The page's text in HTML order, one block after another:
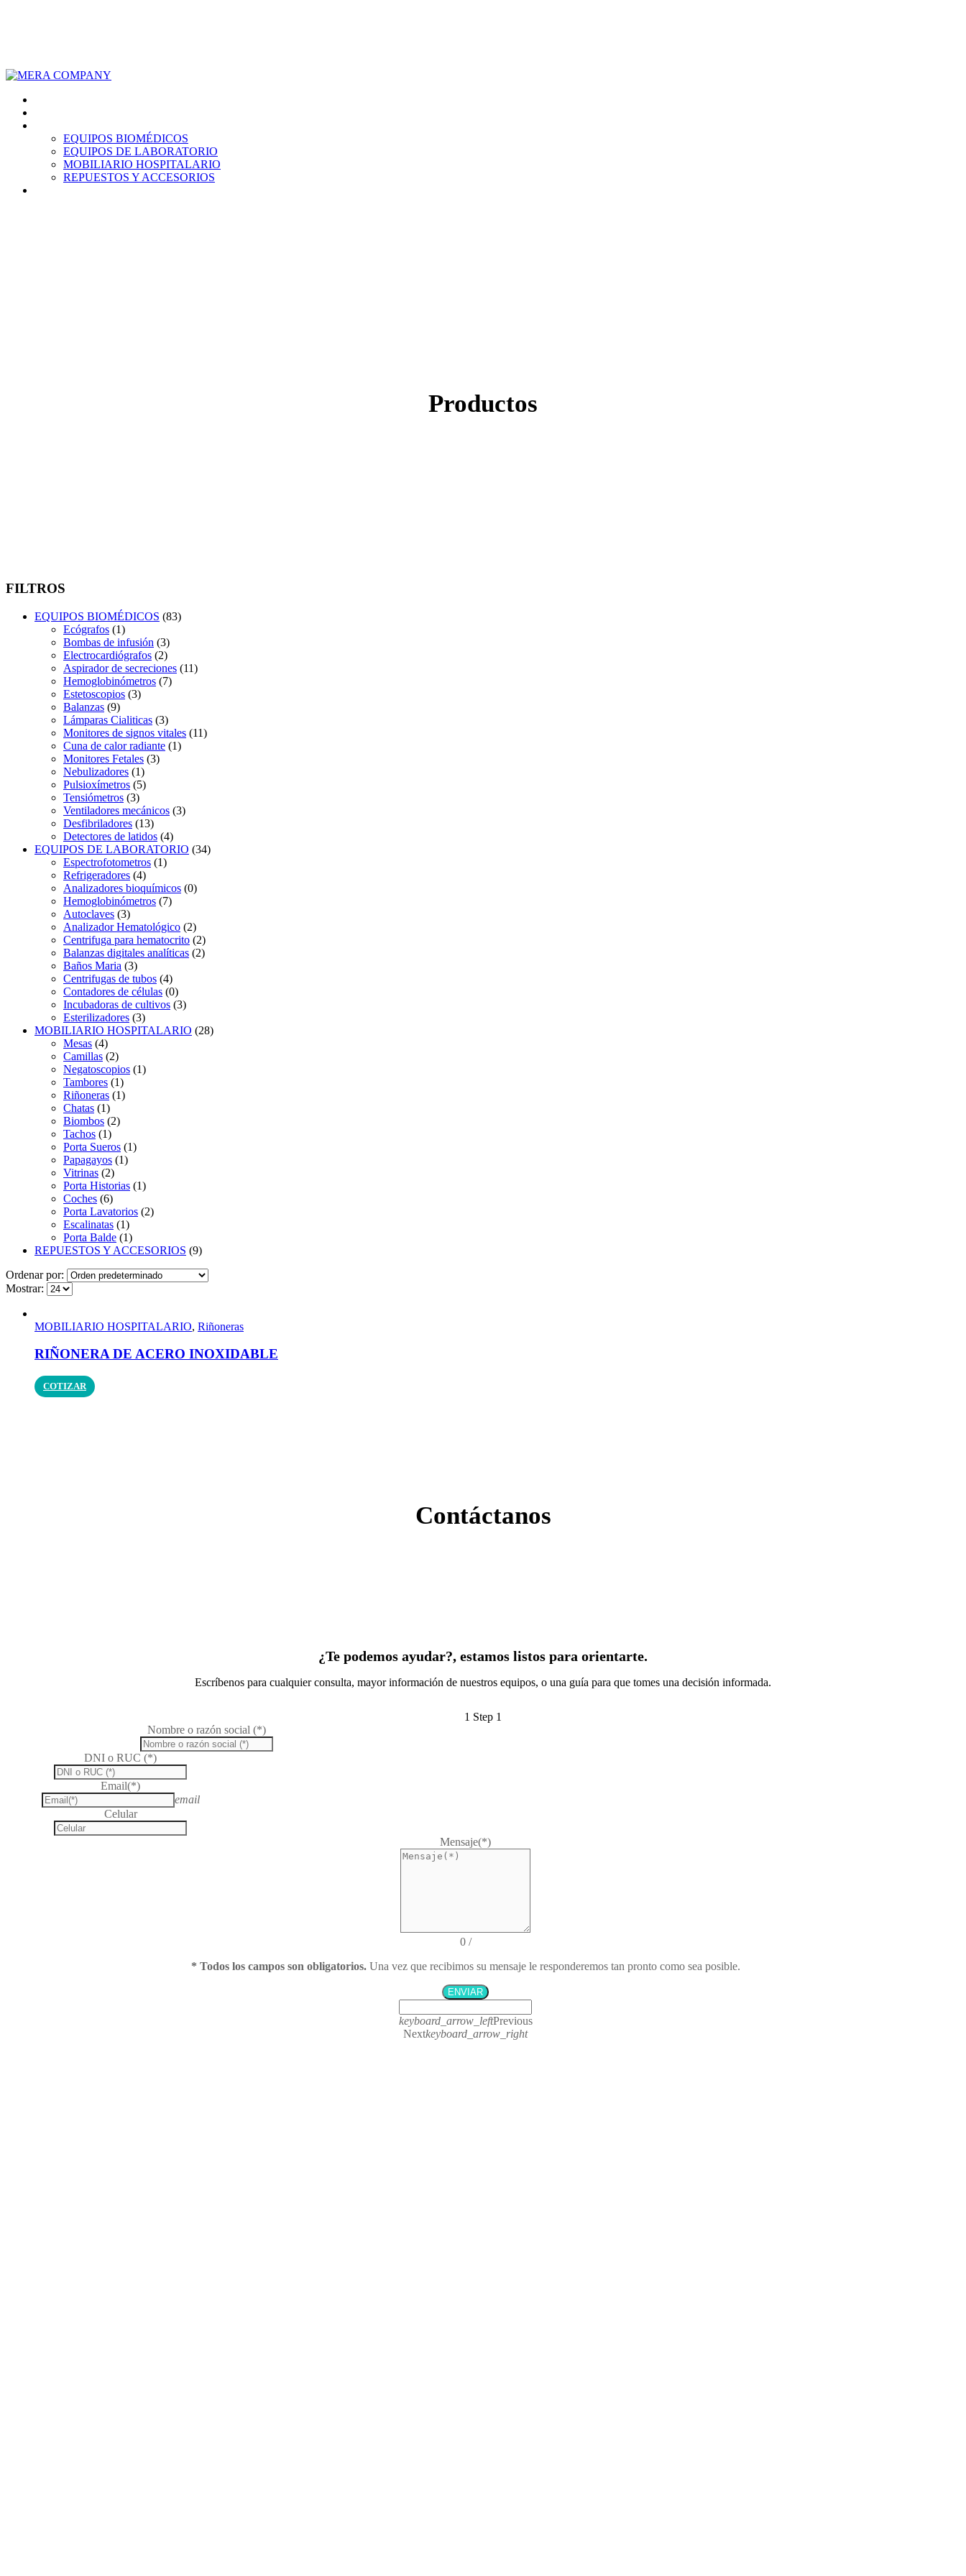
EQUIPOS BIOMÉDICOS
EQUIPOS DE LABORATORIO
MOBILIARIO HOSPITALARIO
REPUESTOS Y ACCESORIOS
Productos
FILTROS
EQUIPOS BIOMÉDICOS (83)
Ecógrafos (1)
Bombas de infusión (3)
Electrocardiógrafos (2)
Aspirador de secreciones (11)
Hemoglobinómetros (7)
Estetoscopios (3)
Balanzas (9)
Lámparas Cialiticas (3)
Monitores de signos vitales (11)
Cuna de calor radiante (1)
Monitores Fetales (3)
Nebulizadores (1)
Pulsioxímetros (5)
Tensiómetros (3)
Ventiladores mecánicos (3)
Desfibriladores (13)
Detectores de latidos (4)
EQUIPOS DE LABORATORIO (34)
Espectrofotometros (1)
Refrigeradores (4)
Analizadores bioquímicos (0)
Hemoglobinómetros (7)
Autoclaves (3)
Analizador Hematológico (2)
Centrifuga para hematocrito (2)
Balanzas digitales analíticas (2)
Baños Maria (3)
Centrifugas de tubos (4)
Contadores de células (0)
Incubadoras de cultivos (3)
Esterilizadores (3)
MOBILIARIO HOSPITALARIO (28)
Mesas (4)
Camillas (2)
Negatoscopios (1)
Tambores (1)
Riñoneras (1)
Chatas (1)
Biombos (2)
Tachos (1)
Porta Sueros (1)
Papagayos (1)
Vitrinas (2)
Porta Historias (1)
Coches (6)
Porta Lavatorios (2)
Escalinatas (1)
Porta Balde (1)
REPUESTOS Y ACCESORIOS (9)
Ordenar por:
Mostrar:
MOBILIARIO HOSPITALARIO, Riñoneras
RIÑONERA DE ACERO INOXIDABLE
COTIZAR
Contáctanos
¿Te podemos ayudar?, estamos listos para orientarte.
Escríbenos para cualquier consulta, mayor información de nuestros equipos, o una guía para que tomes una decisión informada.
1 Step 1
Nombre o razón social (*)
DNI o RUC (*)
Email(*)
email
Celular
Mensaje(*)
0/
* Todos los campos son obligatorios.Una vez que recibimos su mensaje le responderemos tan pronto como sea posible.
ENVIAR
keyboard_arrow_leftPrevious
Nextkeyboard_arrow_right